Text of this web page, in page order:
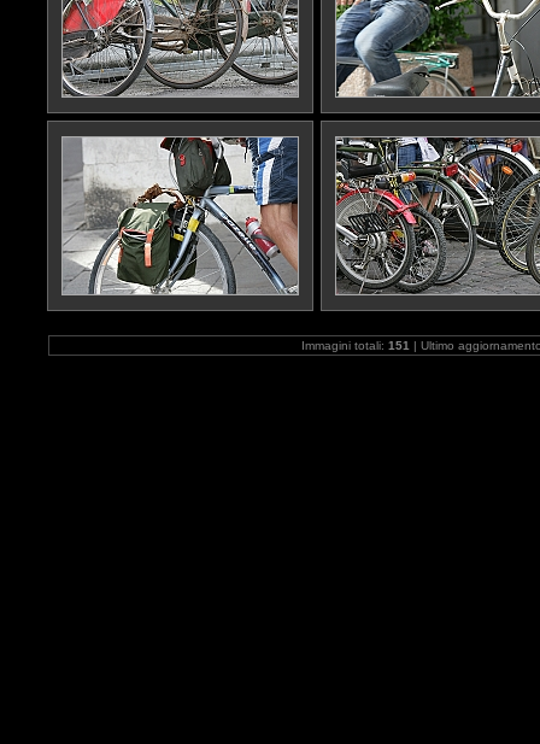
Immagini totali: 151 | Ultimo